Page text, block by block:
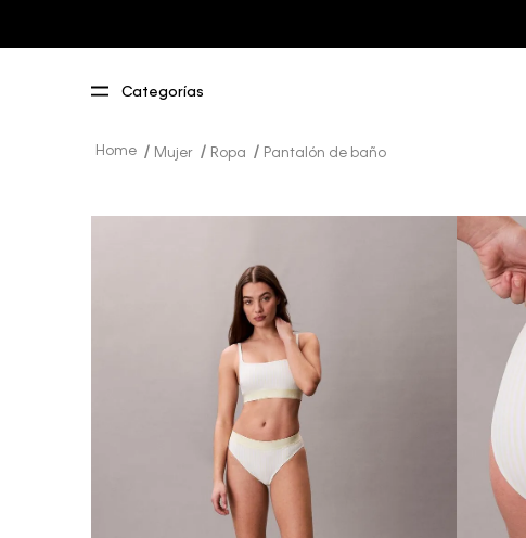
Mujer Ropa Pantalón de baño